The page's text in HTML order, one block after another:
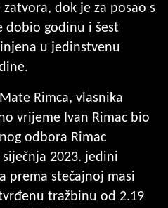
dok je za posao s
dobio godinu i šest
u jedinstvenu
Rimca, vlasnika
vrijeme Ivan Rimac bio
odbora Rimac
2023. jedini
prema stečajnoj masi
tražbinu od 2.19